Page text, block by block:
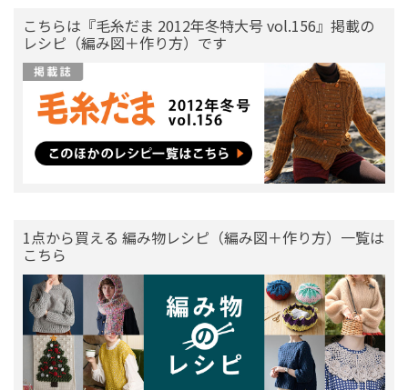
こちらは『毛糸だま 2012年冬特大号 vol.156』掲載の
レシピ（編み図＋作り方）です
1点から買える 編み物レシピ（編み図＋作り方）一覧は
こちら